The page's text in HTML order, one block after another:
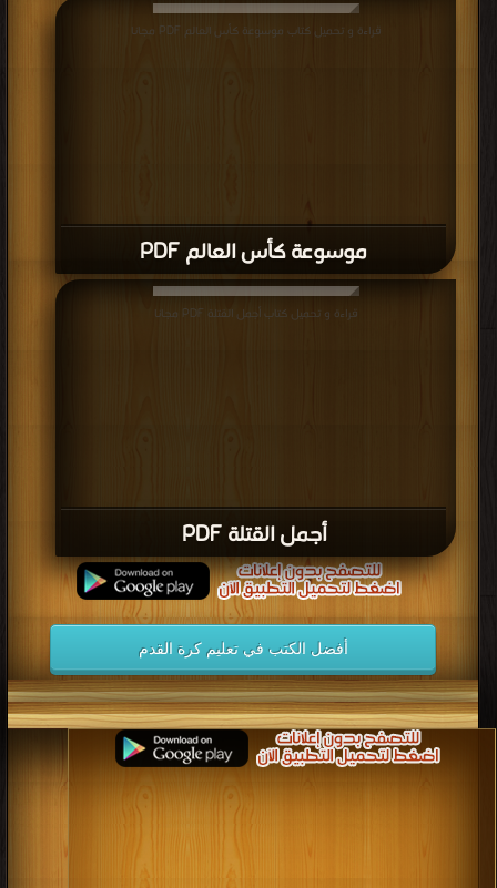
موسوعة كأس العالم PDF
قراءة و تحميل كتاب موسوعة كأس العالم PDF مجانا
أجمل القتلة PDF
قراءة و تحميل كتاب أجمل القتلة PDF مجانا
أفضل الكتب في تعليم كرة القدم